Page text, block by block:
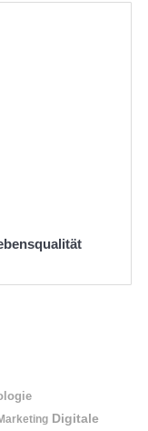
Digitale